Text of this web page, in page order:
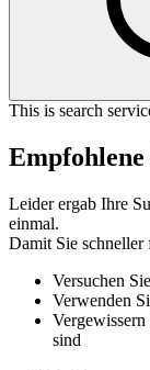
This is search
Leider ergab Ihre
einmal.
Damit Sie schneller
Versuchen
Verwenden
sind